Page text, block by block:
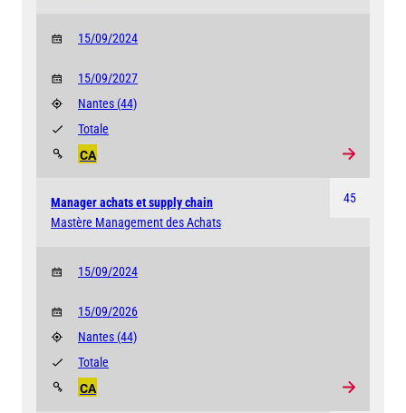
15/09/2024
15/09/2027
Nantes (44)
CA
Totale
45
Manager achats et supply chain
Mastère Management des Achats
15/09/2024
15/09/2026
Nantes (44)
CA
Totale